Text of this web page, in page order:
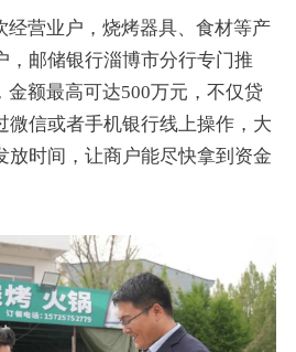
经营业户，烧烤器具、食材等产
，邮储银行淄博市分行专门推
金额最高可达500万元，不仅贷
微信或者手机银行线上操作，大
放时间，让商户能尽快拿到资金